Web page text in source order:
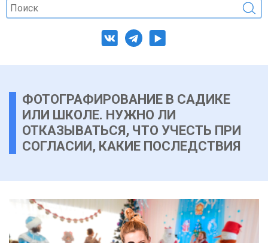
ФОТОГРАФИРОВАНИЕ В САДИКЕ
ИЛИ ШКОЛЕ. НУЖНО ЛИ
ОТКАЗЫВАТЬСЯ, ЧТО УЧЕСТЬ ПРИ
СОГЛАСИИ, КАКИЕ ПОСЛЕДСТВИЯ